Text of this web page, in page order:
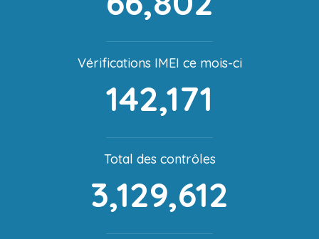
Vérifications IMEI ce mois-ci
142,171
Total des contrôles
3,129,612